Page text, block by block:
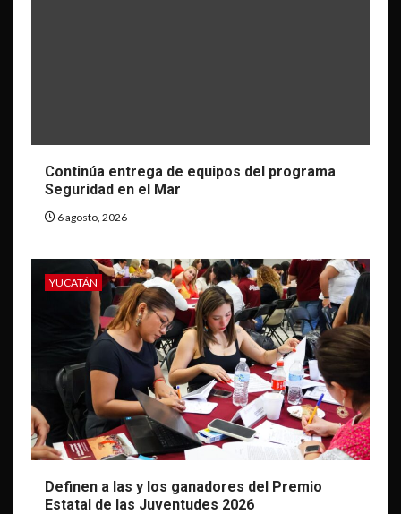
Continúa entrega de equipos del programa
Seguridad en el Mar
6 agosto, 2026
YUCATÁN
Definen a las y los ganadores del Premio
Estatal de las Juventudes 2026